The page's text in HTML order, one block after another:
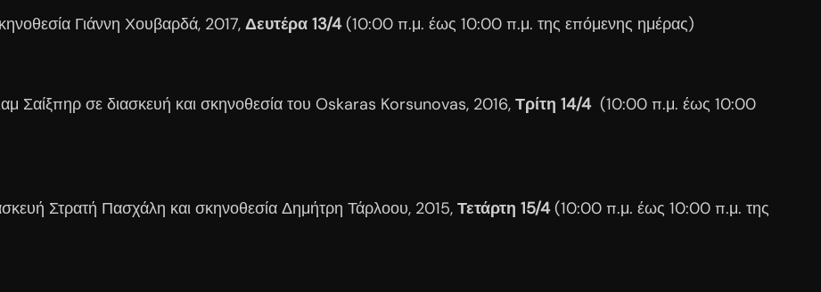
Γιάννη Χουβαρδά, 2017, Δευτέρα 13/4(10:00 π.μ. έως 10:00 π.μ. της επόμενης ημέρας)
Σαίξπηρ σε διασκευή και σκηνοθεσία του Oskaras Korsunovas, 2016, Τρίτη 14/4 (10:00 π.μ. έως 10:00
Στρατή Πασχάλη και σκηνοθεσία Δημήτρη Τάρλοου, 2015, Τετάρτη 15/4(10:00 π.μ. έως 10:00 π.μ. της